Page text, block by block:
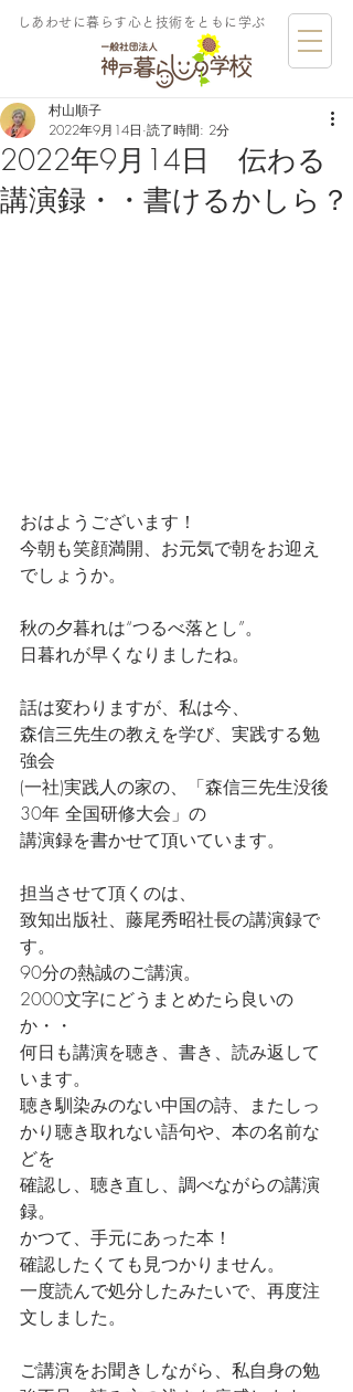
しあわせに暮らす​心と技術をともに学ぶ
2022年9月14日 伝わる
講演録・・書けるかしら？
村山順子
2022年9月14日 読了時間: 2分
おはようございます！
今朝も笑顔満開、お元気で朝をお迎え
でしょうか。
秋の夕暮れは“つるべ落とし”。
日暮れが早くなりましたね。
話は変わりますが、私は今、
森信三先生の教えを学び、実践する勉
強会
(一社)実践人の家の、「森信三先生没後
30年 全国研修大会」の
講演録を書かせて頂いています。
担当させて頂くのは、
致知出版社、藤尾秀昭社長の講演録で
す。
90分の熱誠のご講演。
2000文字にどうまとめたら良いの
か・・
何日も講演を聴き、書き、読み返して
います。
聴き馴染みのない中国の詩、またしっ
かり聴き取れない語句や、本の名前な
どを
確認し、聴き直し、調べながらの講演
録。
かつて、手元にあった本！
確認したくても見つかりません。
一度読んで処分したみたいで、再度注
文しました。
ご講演をお聞きしながら、私自身の勉